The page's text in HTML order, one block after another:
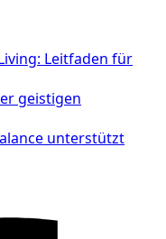
Leitfaden für
geistigen
unterstützt